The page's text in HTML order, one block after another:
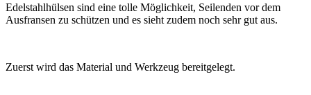
Edelstahlhülsen sind eine tolle Möglichkeit, Seilenden vor dem
Ausfransen zu schützen und es sieht zudem noch sehr gut aus.
Zuerst wird das Material und Werkzeug bereitgelegt.